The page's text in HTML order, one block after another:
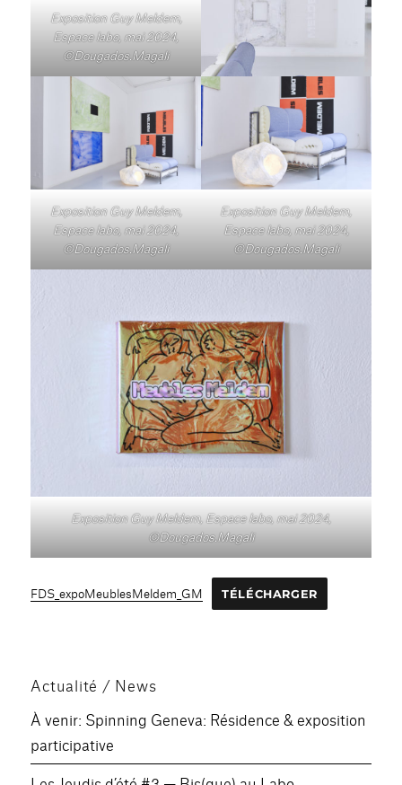
Exposition Guy Meldem,
Espace labo, mai 2024,
©Dougados.Magali
Exposition Guy Meldem,
Espace labo, mai 2024,
©Dougados.Magali
Exposition Guy Meldem,
Espace labo, mai 2024,
©Dougados.Magali
Exposition Guy Meldem, Espace labo, mai 2024,
©Dougados.Magali
FDS_expoMeublesMeldem_GM TÉLÉCHARGER
Actualité / News
À venir: Spinning Geneva: Résidence & exposition
participative